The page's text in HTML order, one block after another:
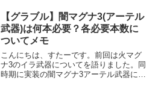
で再びやり始めて現在という感じで今後
グラブルについても書くか...
【グラブル】闇マグナ3(アーテル
武器)は何本必要？各必要本数に
ついてメモ
こんにちは、すたーです。前回は火マグ
ナ3のイラ武器についてを語りました。同
時期に実装の闇マグナ3アーテル武器につ